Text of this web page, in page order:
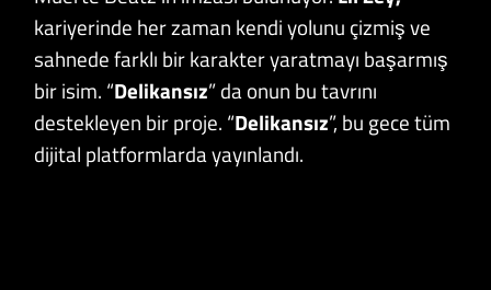
kariyerinde her zaman kendi yolunu çizmiş ve
sahnede farklı bir karakter yaratmayı başarmış
bir isim. “Delikansız” da onun bu tavrını
destekleyen bir proje. “Delikansız”, bu gece tüm
dijital platformlarda yayınlandı.